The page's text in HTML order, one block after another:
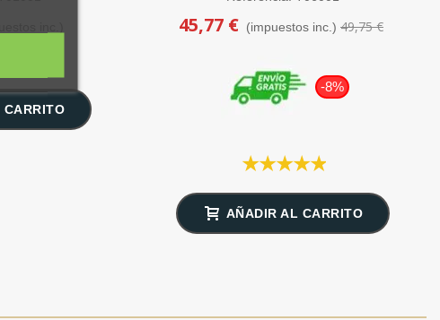
CARRITO
45,77 € (impuestos inc.) 49,75 €
-8%
AÑADIR AL CARRITO